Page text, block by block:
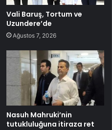
Vali Baruş, Tortum ve
Uzundere’de
Ağustos 7, 2026
Nasuh Mahruki’nin
tutukluluğuna itiraza ret